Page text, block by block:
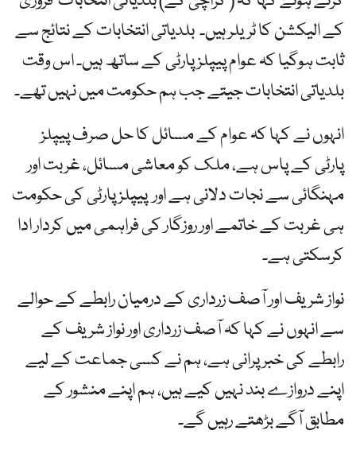
کے الیکشن کا ٹریلر ہیں۔ بلدیاتی انتخابات کے نتائج سے
ثابت ہوگیا کہ عوام پیپلز پارٹی کے ساتھ ہیں۔ اس وقت
بلدیاتی انتخابات جیتے جب ہم حکومت میں نہیں تھے۔
انہوں نے کہا کہ عوام کے مسائل کا حل صرف پیپلز
پارٹی کے پاس ہے، ملک کو معاشی مسائل، غربت اور
مہنگائی سے نجات دلانی ہے اور پیپلز پارٹی کی حکومت
ہی غربت کے خاتمے اور روزگار کی فراہمی میں کردار ادا
کرسکتی ہے۔
نواز شریف اور آصف زرداری کے درمیان رابطے کے حوالے
سے انہوں نے کہا کہ آصف زرداری اور نواز شریف کے
رابطے کی خبر پرانی ہے، ہم نے کسی جماعت کے لیے
اپنے دروازے بند نہیں کیے ہیں، ہم اپنے منشور کے
مطابق آگے بڑھتے رہیں گے۔